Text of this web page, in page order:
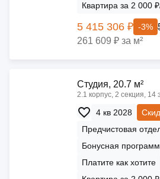
Квартира за 2 000
5 415 306 ₽ -3%
261 609 ₽ за м²
Cтудия, 20.7 м²
2.1 корпус, 2 секция,
4 кв 2028
Предчистовая
Бонусная
Платите как хотите